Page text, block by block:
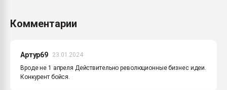
Комментарии
Артур69
23.01.2024
Вроде не 1 апреля Действительно революционные бизнес идеи.
Конкурент бойся.